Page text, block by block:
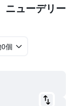
ニューデリー​
個